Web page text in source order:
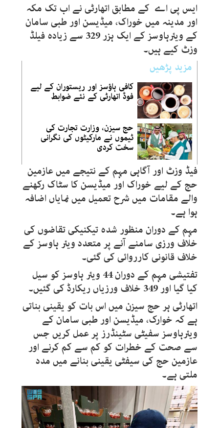
ایس پی اے کے مطابق اتھارٹی نے اب تک مکہ
اور مدینہ میں خوراک، میڈیسن اور طبی سامان
کے ویئرہاوسز کے ایک ہزر 329 سے زیادہ فیلڈ
وزٹ کیے ہیں۔
مزید پڑھیں
کافی ہاؤسز اور ریستوران کے لیے
فوڈ اتھارٹی کے نئے ضوابط
حج سیزن، وزارت تجارت کی
ٹیموں نے مارکیٹوں کی نگرانی
سخت کردی
فیڈ وزٹ اور آگاہی مہم کے نتیجے میں عازمین
حج کے لیے خوراک اور میڈیسن کا سٹاک رکھنے
والے مقامات میں شرح تعمیل میں نمایاں اضافہ
ہوا ہے۔
مہم کے دوران منظور شدہ تیکنیکی تقاضوں کی
خلاف ورزی سامنے آنے پر متعدد ویئر ہاوسز کے
خلاف قانونی کارروائی کی گئی۔
تفتیشی مہم کے دوران 44 ویئر ہاوسز کو سیل
کیا گیا اور 349 خلاف ورزیاں ریکارڈ کی گئیں۔
اتھارٹی ہر حج سیزن میں اس بات کو یقینی بناتی
ہے کہ خوارک، میڈیسن اور طبی سامان کے
ویئرہاوسز سفیٹی سٹینڈرز پر عمل کریں جس
سے صحت کے خطرات کو کم سے کم کرنے اور
عازمین حج کی سیفٹی یقینی بنانے میں مدد
ملتی ہے۔